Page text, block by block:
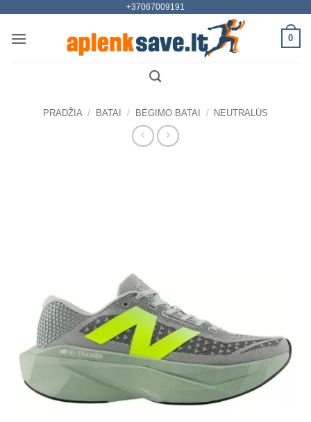
content
+37067009191
0
PRADŽIA / BATAI / BĖGIMO BATAI / NEUTRALŪS